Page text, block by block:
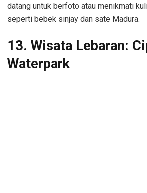
datang untuk berfoto atau menikmati
seperti bebek sinjay dan sate Madura.
13. Wisata Lebaran:
Waterpark